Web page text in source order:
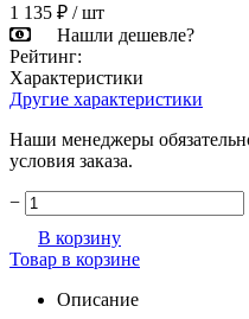
1 135 ₽ / шт
Нашли дешевле?
Рейтинг:
Характеристики
Другие характеристики
Наши менеджеры
условия заказа.
−
В корзину
Товар в корзине
Описание